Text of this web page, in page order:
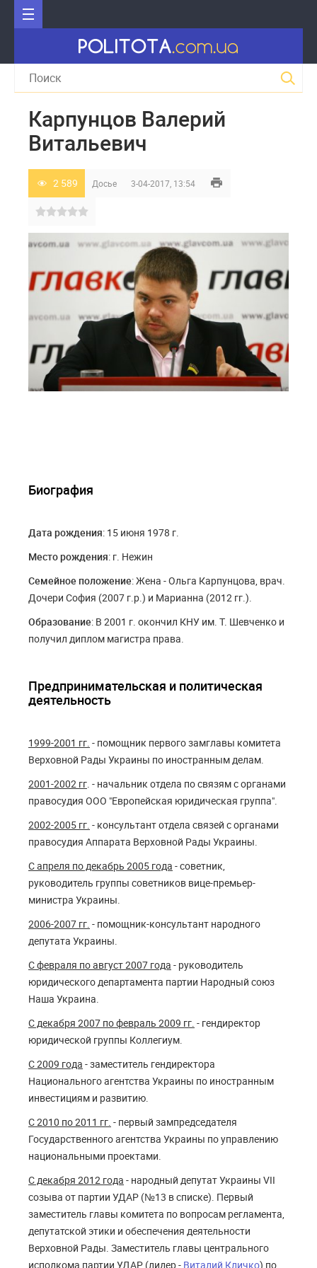
Карпунцов Валерий
Витальевич
2 589 Досье 3-04-2017, 13:54
Биография
Дата рождения: 15 июня 1978 г.
Место рождения: г. Нежин
Cемейное положение: Жена - Ольга Карпунцова, врач.
Дочери София (2007 г.р.) и Марианна (2012 гг.).
Образование: В 2001 г. окончил КНУ им. Т. Шевченко и
получил диплом магистра права.
Предпринимательская и политическая
деятельность
1999-2001 гг. - помощник первого замглавы комитета
Верховной Рады Украины по иностранным делам.
2001-2002 гг. - начальник отдела по связям с органами
правосудия ООО "Европейская юридическая группа".
2002-2005 гг. - консультант отдела связей с органами
правосудия Аппарата Верховной Рады Украины.
С апреля по декабрь 2005 года - советник,
руководитель группы советников вице-премьер-
министра Украины.
2006-2007 гг. - помощник-консультант народного
депутата Украины.
С февраля по август 2007 года - руководитель
юридического департамента партии Народный союз
Наша Украина.
С декабря 2007 по февраль 2009 гг. - гендиректор
юридической группы Коллегиум.
С 2009 года - заместитель гендиректора
Национального агентства Украины по иностранным
инвестициям и развитию.
С 2010 по 2011 гг. - первый зампредседателя
Государственного агентства Украины по управлению
национальными проектами.
С декабря 2012 года - народный депутат Украины VII
созыва от партии УДАР (№13 в списке). Первый
заместитель главы комитета по вопросам регламента,
депутатской этики и обеспечения деятельности
Верховной Рады. Заместитель главы центрального
исполкома партии УДАР (лидер - Виталий Кличко) по